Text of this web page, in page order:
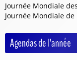
Journée Mondiale
Journée Mondiale
Agendas de l'année